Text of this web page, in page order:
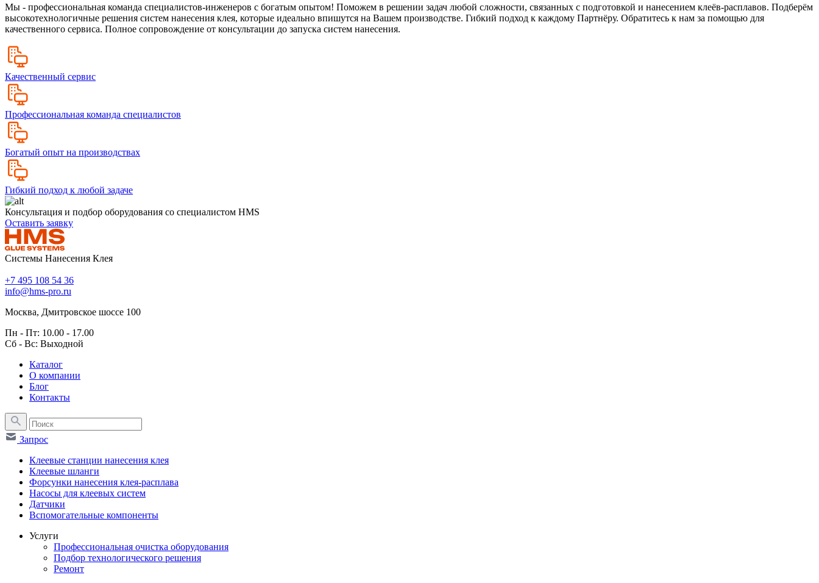
Мы - профессиональная команда специалистов-инженеров с богатым опытом! Поможем в решении задач любой сложности, связанных с подготовкой и нанесением клеёв-расплавов. Подберём
высокотехнологичные решения систем нанесения клея, которые идеально впишутся на Вашем производстве. Гибкий подход к каждому Партнёру. Обратитесь к нам за помощью для
качественного сервиса. Полное сопровождение от консультации до запуска систем нанесения.
Качественный сервис
Профессиональная команда специалистов
Богатый опыт на производствах
Гибкий подход к любой задаче
Консультация и подбор оборудования со специалистом HMS
Оставить заявку
Системы Нанесения Клея
+7 495 108 54 36
info@hms-pro.ru
Москва, Дмитровское шоссе 100
Пн - Пт: 10.00 - 17.00
Сб - Вс: Выходной
Каталог
О компании
Блог
Контакты
Запрос
Клеевые станции нанесения клея
Клеевые шланги
Форсунки нанесения клея-расплава
Насосы для клеевых систем
Датчики
Вспомогательные компоненты
Услуги
Профессиональная очистка оборудования
Подбор технологического решения
Ремонт